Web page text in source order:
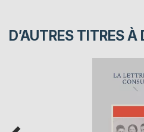
D’AUTRES TITRES À